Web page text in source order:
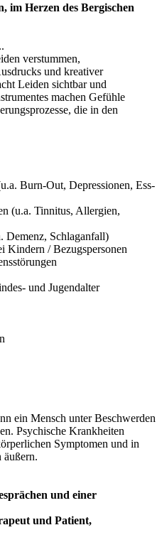
Herzen des Bergischen
verstummen,
und kreativer
Leiden sichtbar und
machen Gefühle
die in den
Burn-Out, Depressionen, Ess-
(u.a. Tinnitus, Allergien,
Demenz, Schlaganfall)
Kindern / Bezugspersonen
und Jugendalter
ein Mensch unter Beschwerden
Psychische Krankheiten
Symptomen und in
äußern.
und einer
und Patient,